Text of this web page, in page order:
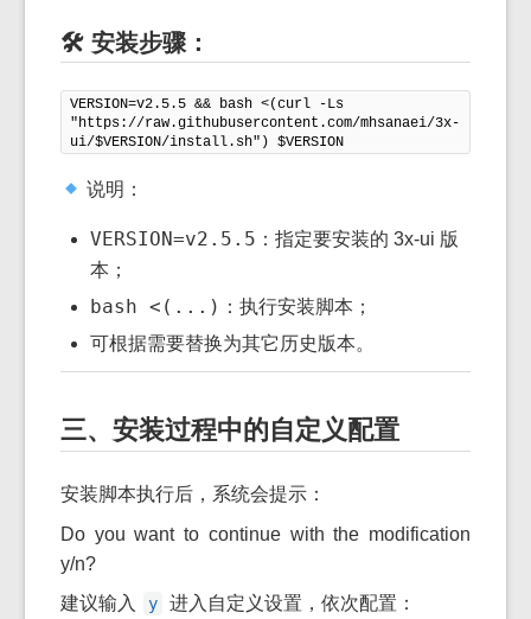
🛠 安装步骤：
VERSION=v2.5.5 && bash <(curl -Ls
"https://raw.githubusercontent.com/mhsanaei/3x-
ui/$VERSION/install.sh") $VERSION
说明：
VERSION=v2.5.5 ：指定要安装的 3x-ui 版
本；
bash <(...) ：执行安装脚本；
可根据需要替换为其它历史版本。
三、安装过程中的自定义配置
安装脚本执行后，系统会提示：
Do you wantto continue with the modification
y/n?
建议输入
y 进入自定义设置，依次配置：